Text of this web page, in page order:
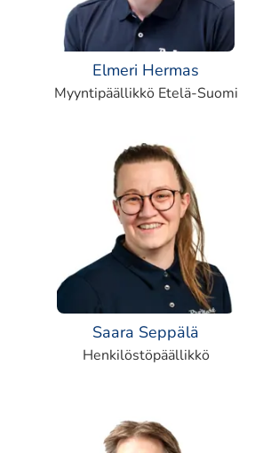
Elmeri Hermas
Myyntipäällikkö Etelä-Suomi
Saara Seppälä
Henkilöstöpäällikkö